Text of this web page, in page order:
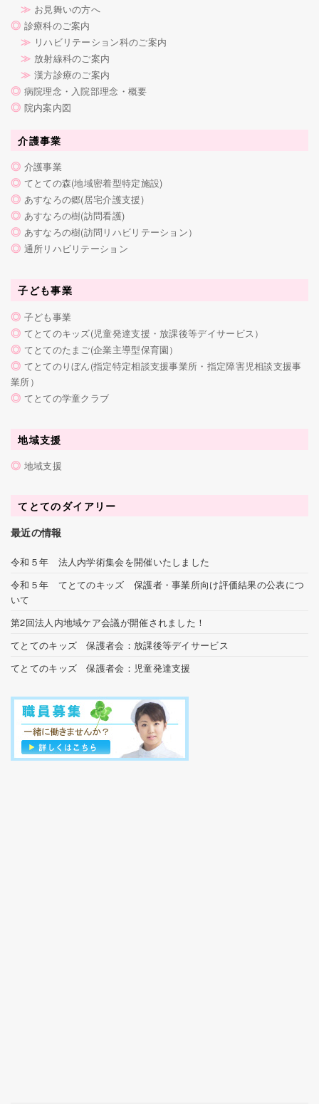
≫ お見舞いの方へ
◎ 診療科のご案内
≫ リハビリテーション科のご案内
≫ 放射線科のご案内
≫ 漢方診療のご案内
◎ 病院理念・入院部理念・概要
◎ 院内案内図
介護事業
◎ 介護事業
◎ てとての森(地域密着型特定施設)
◎ あすなろの郷(居宅介護支援)
◎ あすなろの樹(訪問看護)
◎ あすなろの樹(訪問リハビリテーション）
◎ 通所リハビリテーション
子ども事業
◎ 子ども事業
◎ てとてのキッズ(児童発達支援・放課後等デイサービス）
◎ てとてのたまご(企業主導型保育園）
◎ てとてのりぼん(指定特定相談支援事業所・指定障害児相談支援事
業所）
◎ てとての学童クラブ
地域支援
◎ 地域支援
てとてのダイアリー
最近の情報
令和５年 法人内学術集会を開催いたしました
令和５年 てとてのキッズ 保護者・事業所向け評価結果の公表につ
いて
第2回法人内地域ケア会議が開催されました！
てとてのキッズ 保護者会：放課後等デイサービス
てとてのキッズ 保護者会：児童発達支援